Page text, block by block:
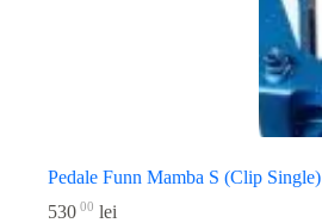
Pedale Funn Mamba S (Clip Single)
530 00 lei